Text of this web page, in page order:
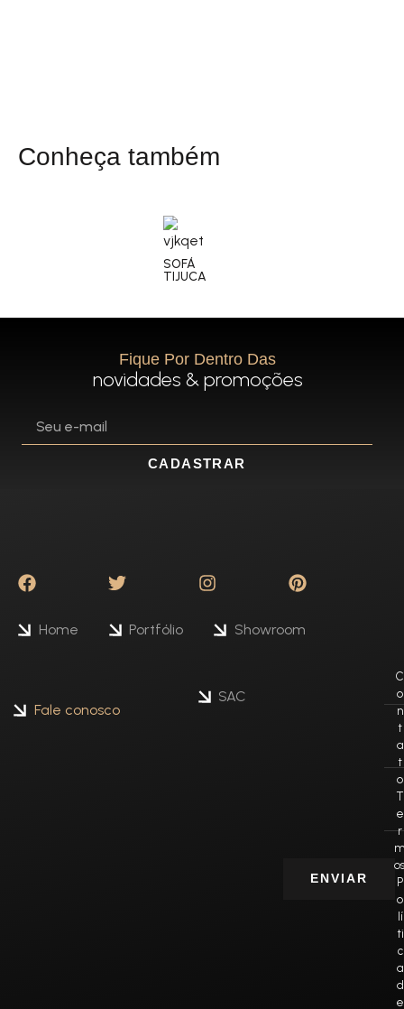
Conheça também
SOFÁ
TIJUCA
Fique Por Dentro Das
novidades & promoções
CADASTRAR
Home Portfólio Showroom
Fale conosco
SAC
ENVIAR
C
o
n
t
a
t
o
T
e
r
P
o
lí
ti
c
a
d
e